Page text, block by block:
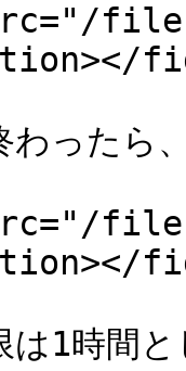
files/
ったら
files/
1時間